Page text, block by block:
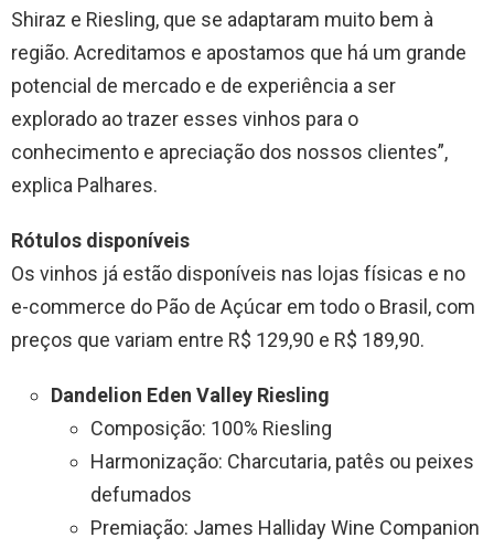
Shiraz e Riesling, que se adaptaram muito bem à
região. Acreditamos e apostamos que há um grande
potencial de mercado e de experiência a ser
explorado ao trazer esses vinhos para o
conhecimento e apreciação dos nossos clientes”,
explica Palhares.
Rótulos disponíveis
Os vinhos já estão disponíveis nas lojas físicas e no
e-commerce do Pão de Açúcar em todo o Brasil, com
preços que variam entre R$ 129,90 e R$ 189,90.
Dandelion Eden Valley Riesling
Composição: 100% Riesling
Harmonização: Charcutaria, patês ou peixes
defumados
Premiação: James Halliday Wine Companion